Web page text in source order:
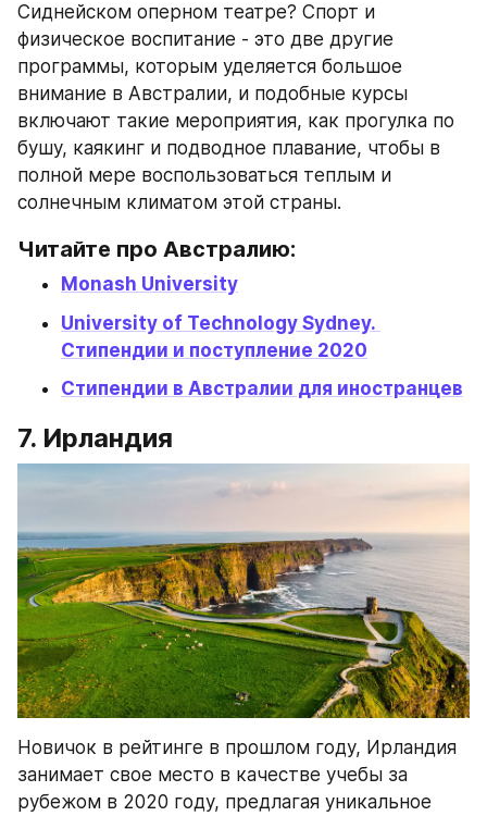
Сиднейском оперном театре? Спорт и
физическое воспитание - это две другие
программы, которым уделяется большое
внимание в Австралии, и подобные курсы
включают такие мероприятия, как прогулка по
бушу, каякинг и подводное плавание, чтобы в
полной мере воспользоваться теплым и
солнечным климатом этой страны.
Читайте про Австралию:
Monash University
University of Technology Sydney.
Стипендии и поступление 2020
Стипендии в Австралии для иностранцев
7. Ирландия
Новичок в рейтинге в прошлом году, Ирландия
занимает свое место в качестве учебы за
рубежом в 2020 году, предлагая уникальное